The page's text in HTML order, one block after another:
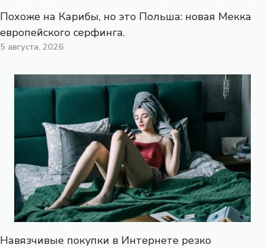
Похоже на Карибы, но это Польша: новая Мекка
европейского серфинга.
5 августа, 2026
Навязчивые покупки в Интернете резко